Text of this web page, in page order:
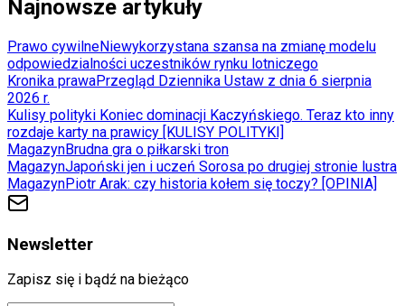
Najnowsze artykuły
Prawo cywilneNiewykorzystana szansa na zmianę modelu
odpowiedzialności uczestników rynku lotniczego
Kronika prawaPrzegląd Dziennika Ustaw z dnia 6 sierpnia
2026 r.
Kulisy polityki Koniec dominacji Kaczyńskiego. Teraz kto inny
rozdaje karty na prawicy [KULISY POLITYKI]
MagazynBrudna gra o piłkarski tron
MagazynJapoński jen i uczeń Sorosa po drugiej stronie lustra
MagazynPiotr Arak: czy historia kołem się toczy? [OPINIA]
Newsletter
Zapisz się i bądź na bieżąco